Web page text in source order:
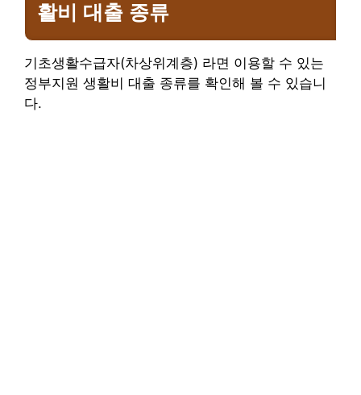
활비 대출 종류
기초생활수급자(차상위계층) 라면 이용할 수 있는
정부지원 생활비 대출 종류를 확인해 볼 수 있습니
다.